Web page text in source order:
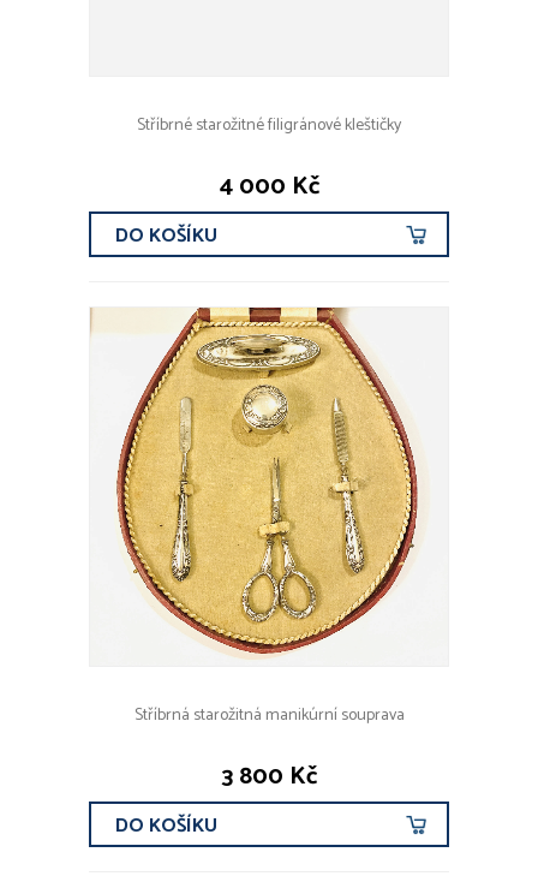
Stříbrné starožitné filigránové kleštičky
4 000 Kč
DO KOŠÍKU
Stříbrná starožitná manikúrní souprava
3 800 Kč
DO KOŠÍKU